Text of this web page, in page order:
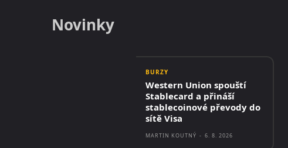
Novinky
BURZY
Western Union spouští
Stablecard a přináší
stablecoinové převody do
sítě Visa
MARTIN KOUTNÝ - 6. 8. 2026